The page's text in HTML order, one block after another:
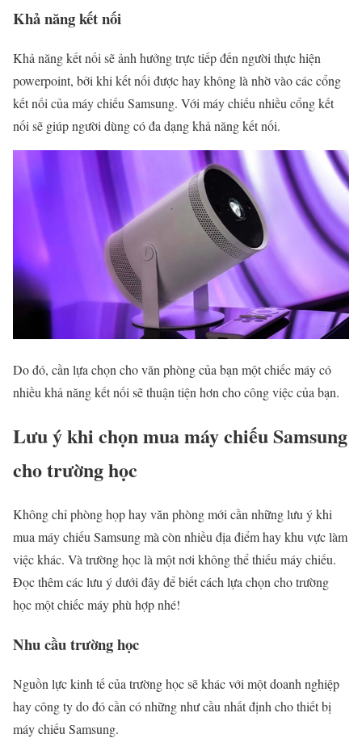
Khả năng kết nối
Khả năng kết nối sẽ ảnh hưởng trực tiếp đến người thực hiện
powerpoint, bởi khi kết nối được hay không là nhờ vào các cổng
kết nối của máy chiếu Samsung. Với máy chiếu nhiều cổng kết
nối sẽ giúp người dùng có đa dạng khả năng kết nối.
Do đó, cần lựa chọn cho văn phòng của bạn một chiếc máy có
nhiều khả năng kết nối sẽ thuận tiện hơn cho công việc của bạn.
Lưu ý khi chọn mua máy chiếu Samsung
cho trường học
Không chỉ phòng họp hay văn phòng mới cần những lưu ý khi
mua máy chiếu Samsung mà còn nhiều địa điểm hay khu vực làm
việc khác. Và trường học là một nơi không thể thiếu máy chiếu.
Đọc thêm các lưu ý dưới đây để biết cách lựa chọn cho trường
học một chiếc máy phù hợp nhé!
Nhu cầu trường học
Nguồn lực kinh tế của trường học sẽ khác với một doanh nghiệp
hay công ty do đó cần có những như cầu nhất định cho thiết bị
máy chiếu Samsung.